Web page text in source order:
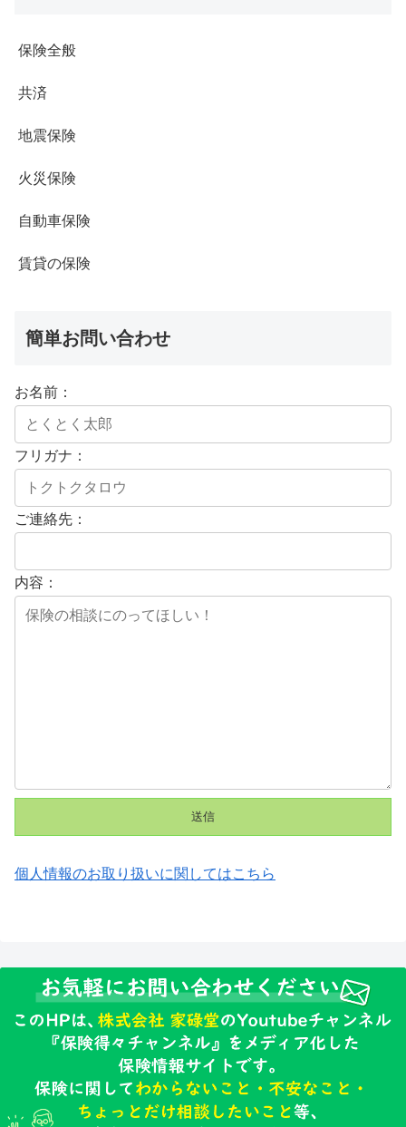
保険全般
共済
地震保険
火災保険
自動車保険
賃貸の保険
簡単お問い合わせ
お名前：
フリガナ：
ご連絡先：
内容：
個人情報のお取り扱いに関してはこちら